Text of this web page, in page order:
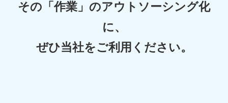
その「作業」のアウトソーシング化
に、
ぜひ当社をご利用ください。